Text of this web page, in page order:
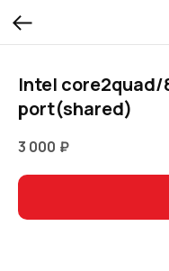
Intel core2quad/
port(shared)
3 000 ₽